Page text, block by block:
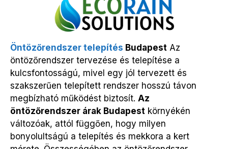
Öntözőrendszer telepítés Budapest Az
öntözőrendszer tervezése és telepítése a
kulcsfontosságú, mivel egy jól tervezett és
szakszerűen telepített rendszer hosszú távon
megbízható működést biztosít. Az
öntözőrendszer árak Budapest környékén
változóak, attól függően, hogy milyen
bonyolultságú a telepítés és mekkora a kert